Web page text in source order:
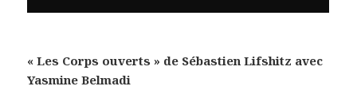
« Les Corps ouverts » de Sébastien Lifshitz avec
Yasmine Belmadi